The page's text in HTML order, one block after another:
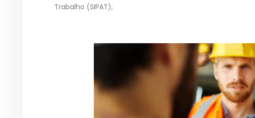
Trabalho (SIPAT);